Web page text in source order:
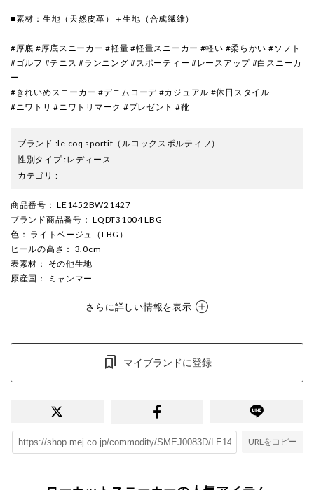
■素材：生地（天然皮革）＋生地（合成繊維）
#厚底 #厚底スニーカー #軽量 #軽量スニーカー #軽い #柔らかい #ソフト
#ゴルフ #テニス #ランニング #スポーティー #レースアップ #白スニーカ
ー
#きれいめスニーカー #デニムコーデ #カジュアル #休日スタイル
#ニワトリ #ニワトリマーク #プレゼント #靴
ブランド :le coq sportif （ルコックスポルティフ）
性別タイプ:レディース
カテゴリ :
商品番号 ： LE1452BW21427
ブランド商品番号 ： LQDT31004 LBG
色 ： ライトベージュ（LBG）
ヒールの高さ ： 3.0cm
表素材 ： その他生地
原産国 ： ミャンマー
さらに詳しい情報を表示
マイブランドに登録
URLをコピー